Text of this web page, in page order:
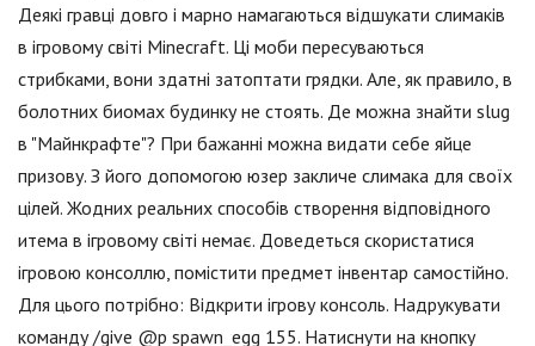
Деякі гравці довго і марно намагаються відшукати слимаків
в ігровому світі Minecraft. Ці моби пересуваються
стрибками, вони здатні затоптати грядки. Але, як правило, в
болотних биомах будинку не стоять. Де можна знайти slug
в "Майнкрафте"? При бажанні можна видати себе яйце
призову. З його допомогою юзер закличе слимака для своїх
цілей. Жодних реальних способів створення відповідного
итема в ігровому світі немає. Доведеться скористатися
ігровою консоллю, помістити предмет інвентар самостійно.
Для цього потрібно: Відкрити ігрову консоль. Надрукувати
команду /give @p spawn_egg 155. Натиснути на кнопку